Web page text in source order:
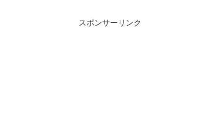
スポンサーリンク